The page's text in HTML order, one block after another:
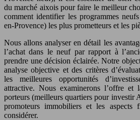
du marché aixois pour faire le meilleur
comment identifier les programmes
en-Provence) les plus prometteurs et les
Nous allons analyser en détail les
l’achat dans le neuf par rapport à
prendre une décision éclairée. Notre
analyse objective et des critères
les meilleures opportunités
attractive. Nous examinerons l’offre et
porteurs (meilleurs quartiers pour investir
promoteurs immobiliers et les aspects
considérer.